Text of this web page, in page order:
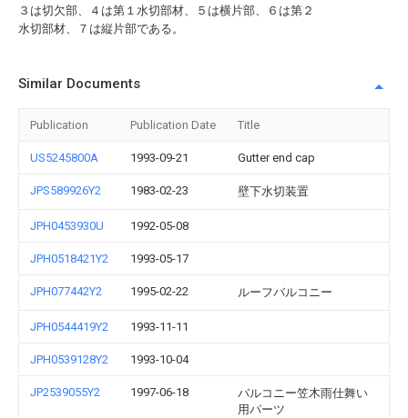
３は切欠部、４は第１水切部材、５は横片部、６は第２
水切部材、７は縦片部である。
Similar Documents
Publication Publication Date Title
US5245800A 1993-09-21 Gutter end cap
JPS589926Y2 1983-02-23 壁下水切装置
JPH0453930U 1992-05-08
JPH0518421Y2 1993-05-17
JPH077442Y2 1995-02-22 ルーフバルコニー
JPH0544419Y2 1993-11-11
JPH0539128Y2 1993-10-04
JP2539055Y2 1997-06-18
バルコニー笠木雨仕舞い
用パーツ